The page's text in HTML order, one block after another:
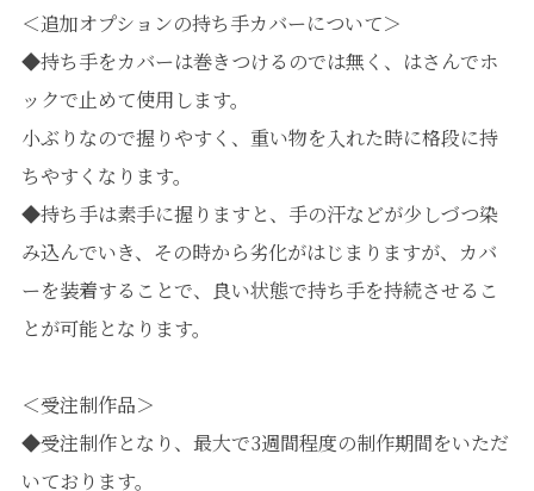
＜追加オプションの持ち手カバーについて＞
◆持ち手をカバーは巻きつけるのでは無く、はさんでホ
ックで止めて使用します。
小ぶりなので握りやすく、重い物を入れた時に格段に持
ちやすくなります。
◆持ち手は素手に握りますと、手の汗などが少しづつ染
み込んでいき、その時から劣化がはじまりますが、カバ
ーを装着することで、良い状態で持ち手を持続させるこ
とが可能となります。
＜受注制作品＞
◆受注制作となり、最大で3週間程度の制作期間をいただ
いております。